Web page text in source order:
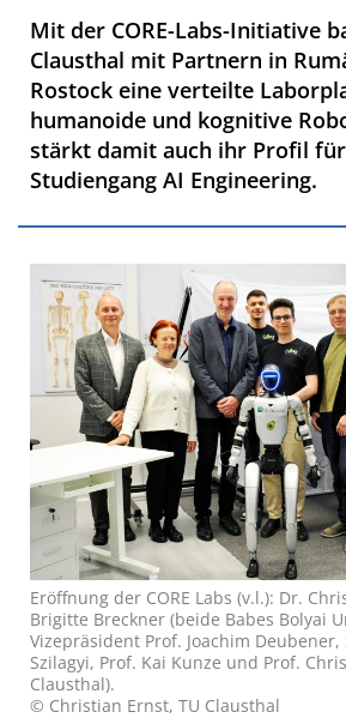
Mit der CORE-Labs-Initiative
Clausthal mit Partnern in
Rostock eine verteilte
humanoide und kognitive
stärkt damit auch ihr Profil
Studiengang AI Engineering.
Eröffnung der CORE Labs (v.l.): Dr.
Brigitte Breckner (beide Babes Bolyai
Vizepräsident Prof. Joachim
Szilagyi, Prof. Kai Kunze und Prof.
Clausthal).
© Christian Ernst, TU Clausthal